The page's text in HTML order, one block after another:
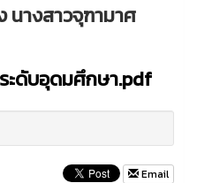
นางสาวจุฑามาศ
ะดับอุดมศึกษา.pdf
Email